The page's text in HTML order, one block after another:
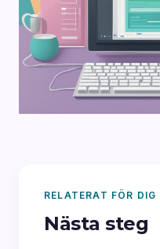
RELATERAT FÖR DIG
Nästa steg